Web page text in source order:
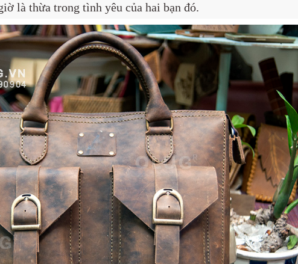
là thừa trong tình yêu của hai bạn đó.